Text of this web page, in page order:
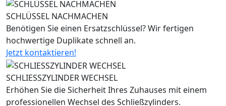
SCHLÜSSEL NACHMACHEN
Benötigen Sie einen Ersatzschlüssel? Wir fertigen
hochwertige Duplikate schnell an.
Jetzt kontaktieren!
SCHLIESSZYLINDER WECHSEL
Erhöhen Sie die Sicherheit Ihres Zuhauses mit einem
professionellen Wechsel des Schließzylinders.